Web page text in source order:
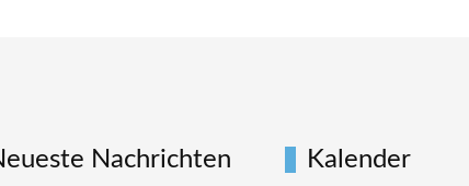
Nachrichten Kalender